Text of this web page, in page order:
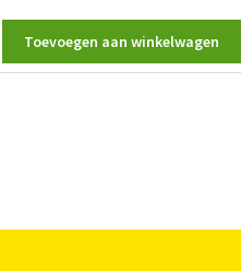
Toevoegen aan winkelwagen